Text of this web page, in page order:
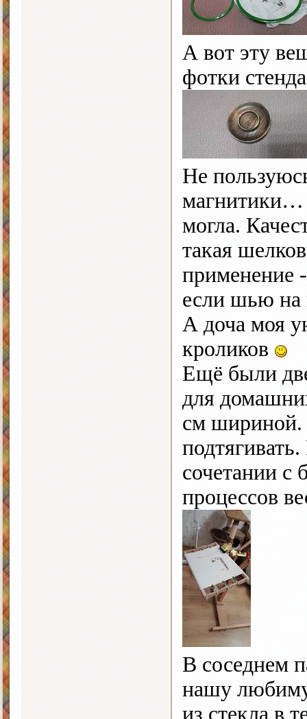
А вот эту
фотки
Не
магнитики…
могла.
такая
применение
если шью на
А доча моя
кроликов
Ещё были
для
см шириной.
сочетании с
процессов
В соседнем
нашу
из стекла в